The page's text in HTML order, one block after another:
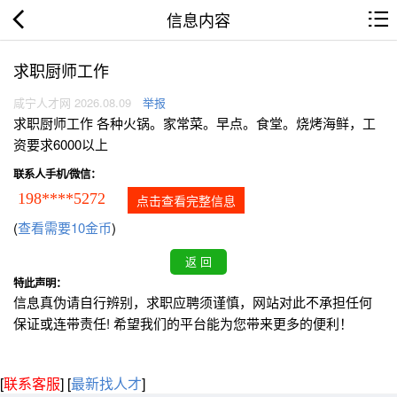
信息内容
求职厨师工作
咸宁人才网 2026.08.09 举报
求职厨师工作 各种火锅。家常菜。早点。食堂。烧烤海鲜，工
资要求6000以上
联系人手机/微信：
198****5272 点击查看完整信息
(查看需要10金币)
特此声明：
信息真伪请自行辨别，求职应聘须谨慎，网站对此不承担任何
保证或连带责任! 希望我们的平台能为您带来更多的便利！
[联系客服] [最新找人才]